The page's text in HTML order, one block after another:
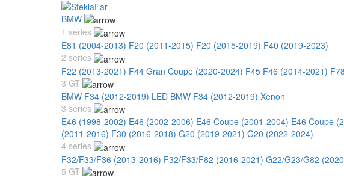
BMW
1 series
E81 (2004-2013) F20 (2011-2015) F20 (2015-2019) F40 (2019-2023)
2 series
F22 (2013-2021) F44 Gran Coupe (2020-2024) F45 F46 (2014-2021)
3 GT
BMW F34 (2012-2019) LED BMW F34 (2012-2019) Xenon
3 series
E46 (1998-2002) E46 (2002-2006) E46 Coupe (2001-2004) E46 Coupe
(2011-2016) F30 (2016-2018) G20 (2019-2021) G20 (2022-2024)
4 series
F32/F33/F36 (2013-2016) F32/F33/F82 (2016-2021) G22/G23/G82
5 GT